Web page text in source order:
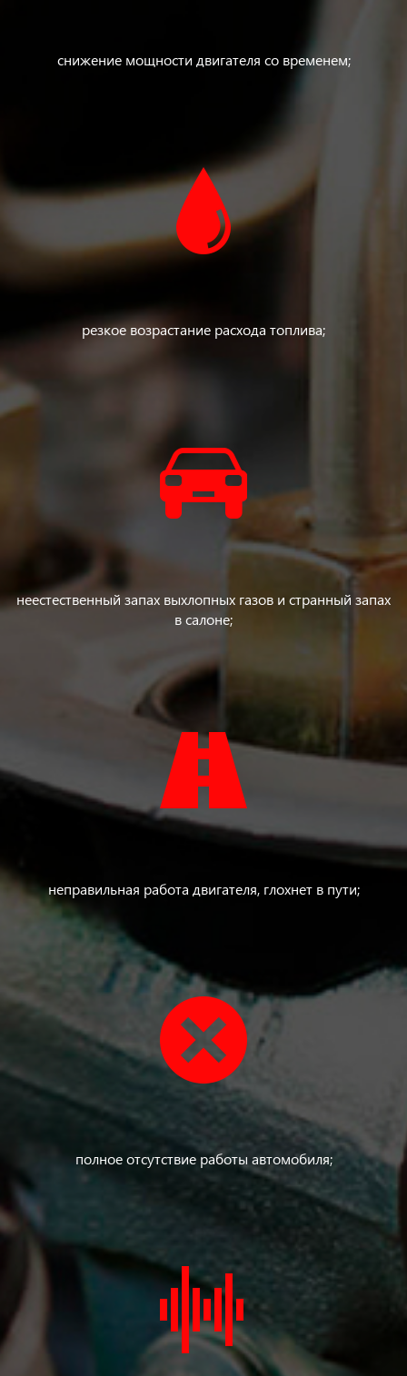
снижение мощности двигателя со временем;
резкое возрастание расхода топлива;
неестественный запах выхлопных газов и странный запах
в салоне;
неправильная работа двигателя, глохнет в пути;
полное отсутствие работы автомобиля;